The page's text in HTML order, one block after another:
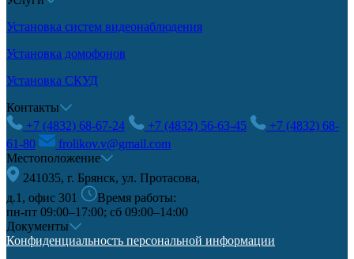
Установка систем видеонаблюдения
Установка домофонов
Установка СКУД
Контакты
+7 (4832) 68-67-24
+7 (4832) 56-63-45
+7 (4832) 68-
61-80
frolikov.v@gmail.com
Местоположение
241035, г. Брянск, ул. Протасова,
д.1, офис 301
Время работы:
пн-пт 09:00–17:00; сб 09:00–14:00
Документы
Конфиденциальность персональной информации